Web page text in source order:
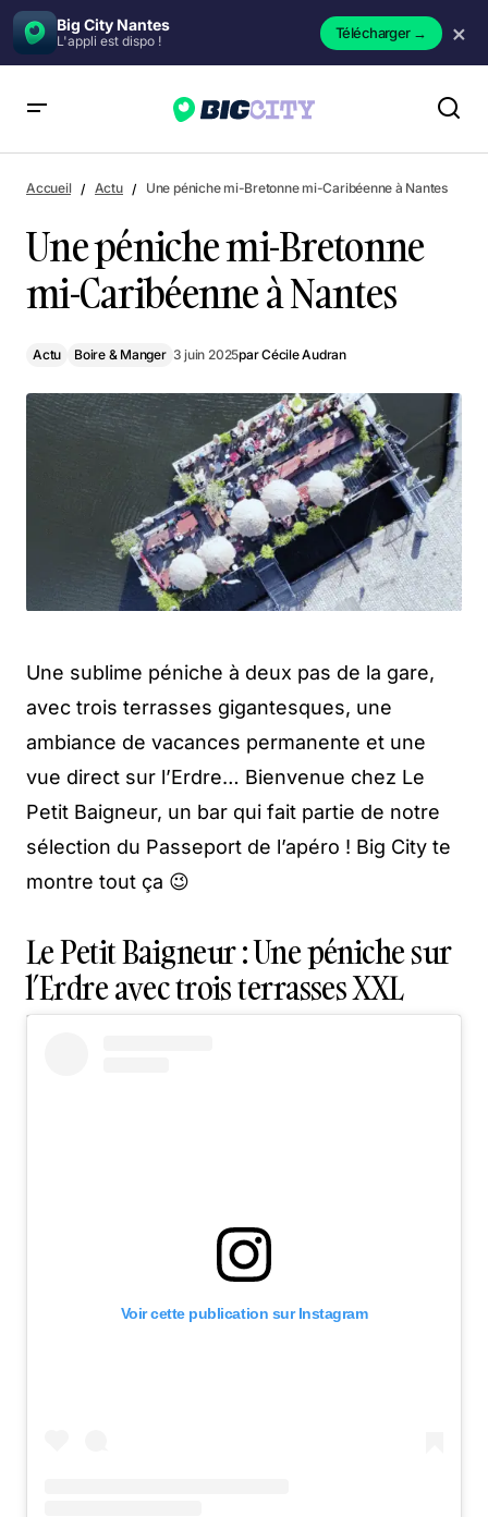
Big City Nantes
L'appli est dispo ! Télécharger→ ×
Accueil Actu Une péniche mi-Bretonne mi-Caribéenne à Nantes
Une péniche mi-Bretonne
mi-Caribéenne à Nantes
Actu Boire & Manger 3 juin 2025parCécile Audran
Une sublime péniche à deux pas de la gare,
avec trois terrasses gigantesques, une
ambiance de vacances permanente et une
vue direct sur l’Erdre… Bienvenue chez Le
Petit Baigneur, un bar qui fait partie de notre
sélection du Passeport de l’apéro ! Big City te
montre tout ça 😉
Le Petit Baigneur : Une péniche sur
l’Erdre avec trois terrasses XXL
Voir cette publication sur Instagram